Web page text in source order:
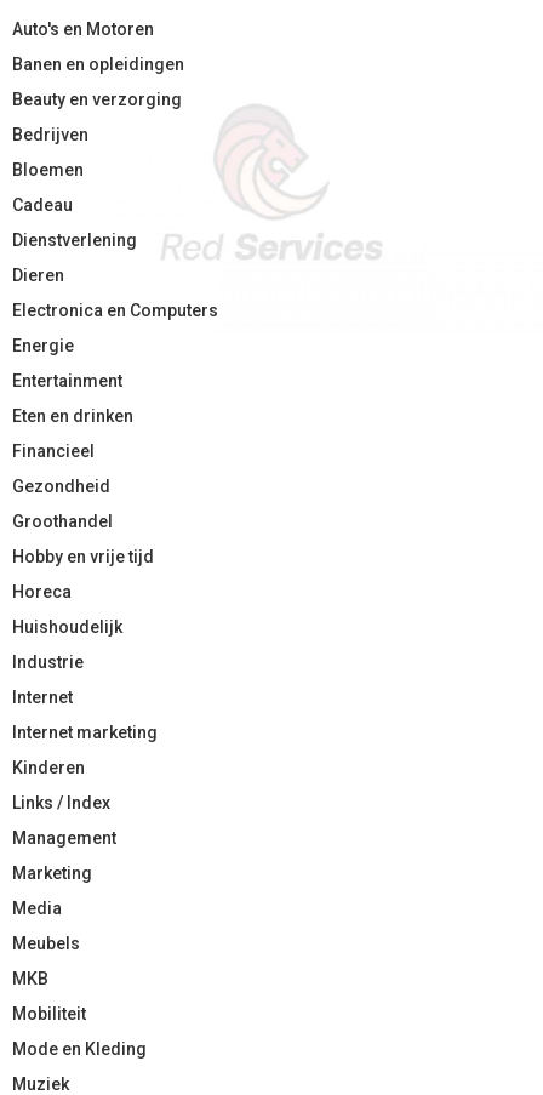
Auto's en Motoren
Banen en opleidingen
Beauty en verzorging
Bedrijven
Bloemen
Cadeau
Dienstverlening
Dieren
Electronica en Computers
Energie
Entertainment
Eten en drinken
Financieel
Gezondheid
Groothandel
Hobby en vrije tijd
Horeca
Huishoudelijk
Industrie
Internet
Internet marketing
Kinderen
Links / Index
Management
Marketing
Media
Meubels
MKB
Mobiliteit
Mode en Kleding
Muziek